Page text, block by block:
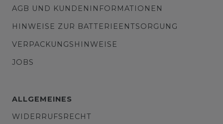
AGB UND KUNDENINFORMATIONEN
HINWEISE ZUR BATTERIEENTSORGUNG
VERPACKUNGSHINWEISE
JOBS
ALLGEMEINES
WIDERRUFSRECHT